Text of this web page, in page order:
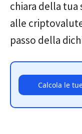
chiara della
alle
passo della
Calcola le